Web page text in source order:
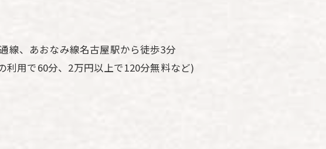
線、あおなみ線名古屋駅から徒歩3分
用で60分、2万円以上で120分無料など)